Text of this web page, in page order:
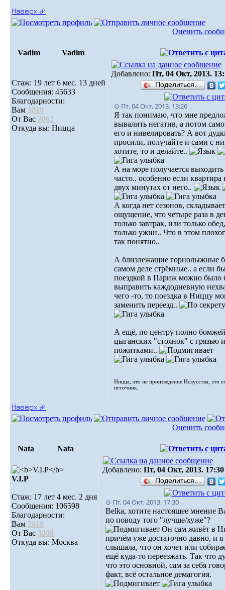
Наверх ⮵
Оценить
Vadim Vadim
Стаж: 19 лет 6 мес. 13 дней
Сообщения: 45633
Благодарности:
Вам 3810
От Вас 2062
Откуда вы: Ницца
Добавлено: Пт, 04 Окт, 2013.
Поделиться…
⊙ Пт, 04 Окт, 2013. 13:26
Я так понимаю, что мне
вывалить негатив, а потом
его и нивелировать? А вот
просили, получайте и сами с
хотите, то и делайте..
А на море получается выходить
часто.. особенно если квартира
двух минутах от него..
А когда нет сезонов,
ощущение, что четыре раза в
только завтрак, или только
только ужин.. Что в этом
так понятно..
А близлежащие горнолыжные
самом деле стрёмные.. а если
поездкой в Париж можно было
выправить каждодневную
чего -то, то поездка в Ниццу
заменить переезд..
А ещё, по центру полно
цыганских "стоянок" с грязью
пожитками..
Ницца, это не произведение Искусства, это
источник.
Наверх ⮵
Оценить
Nata Nata
V.I.Р
Стаж: 17 лет 4 мес. 2 дня
Сообщения: 106598
Благодарности:
Вам 2818
От Вас 3800
Откуда вы: Москва
Добавлено: Пт, 04 Окт, 2013. 17:30
Поделиться…
⊙ Пт, 04 Окт, 2013. 17:30
Belka, хотите настоящее мнение
по поводу того "лучше/хуже"?
Он сам живёт в
причём уже достаточно давно, и я
слышала, что он хочет или
ещё куда-то переезжать. Так что
что это основной, сам за себя
факт, всё остальное демагогия.